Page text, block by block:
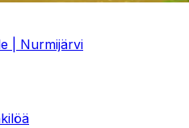
| Nurmijärvi